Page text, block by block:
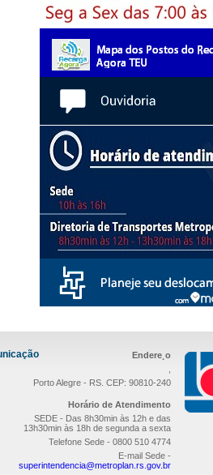
Endere¸o
Porto Alegre - RS. CEP: 90810-240
Horário de Atendimento
SEDE - Das 8h30min às 12h e das
13h30min às 18h de segunda a sexta
Telefone Sede - 0800 510 4774
E-mail Sede -
superintendencia@metroplan.rs.gov.br